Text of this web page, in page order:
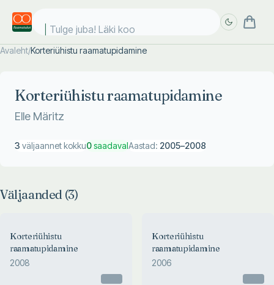
Tulge juba! Läki kool
Avaleht/Korteriühistu raamatupidamine
Korteriühistu raamatupidamine
Elle Märitz
3 väljaannet kokku0saadavalAastad: 2005–2008
Väljaanded (3)
Korteriühistu
raamatupidamine
2008
Korteriühistu
raamatupidamine
2006